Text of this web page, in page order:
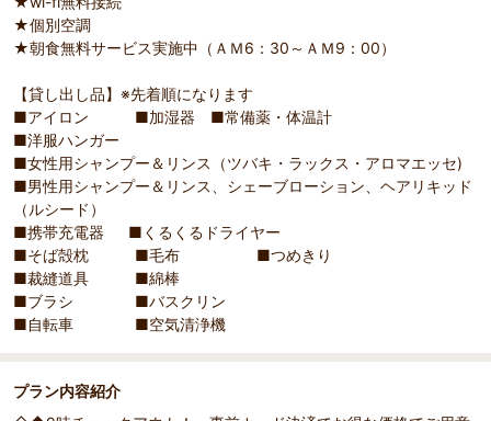
★個別空調
★朝食無料サービス実施中（ＡＭ6：30～ＡＭ9：00）
【貸し出し品】※先着順になります
■アイロン ■加湿器 ■常備薬・体温計
■洋服ハンガー
■女性用シャンプー＆リンス（ツバキ・ラックス・アロマエッセ)
■男性用シャンプー＆リンス、シェーブローション、ヘアリキッド
（ルシード）
■携帯充電器 ■くるくるドライヤー
■そば殻枕 ■毛布 ■つめきり
■裁縫道具 ■綿棒
■ブラシ ■バスクリン
■自転車 ■空気清浄機
プラン内容紹介
部屋詳細
シングルルーム【１４㎡・１２２㎝幅ベッド】